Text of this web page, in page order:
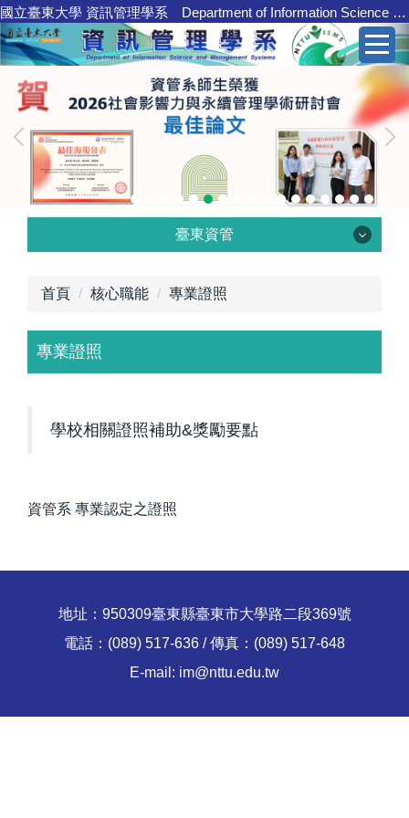
跳
到
主
要
內
區
國立臺東大學 資訊管理學系 Department of Information Science and Management Systems
臺東資管
臺東資管
學系介紹
師資陣容
教研成果
表格下載
系友動態
首頁 核心職能 專業證照
專業證照
學校相關證照補助&獎勵要點
資管系 專業認定之證照
地址：950309臺東縣臺東市大學路二段369號
電話：(089) 517-636 / 傳真：(089) 517-648
E-mail: im@nttu.edu.tw